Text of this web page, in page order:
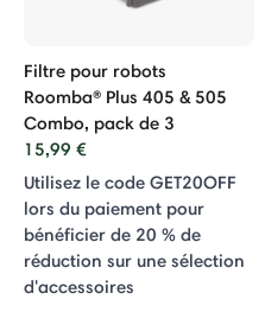
Filtre pour robots
Roomba® Plus 405 & 505
Combo, pack de 3
15,99 €
Utilisez le code GET20OFF
lors du paiement pour
bénéficier de 20 % de
réduction sur une sélection
d'accessoires